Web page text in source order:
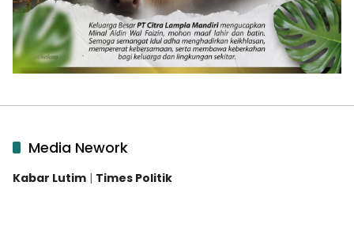
Media Nework
Kabar Lutim | Times Politik